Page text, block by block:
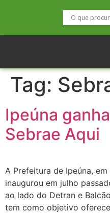
Tag:
Ipeúna
Sebrae Aqui
A Prefeitura de Ipeúna,
inaugurou em julho
ao lado do Detran e
tem como objetivo